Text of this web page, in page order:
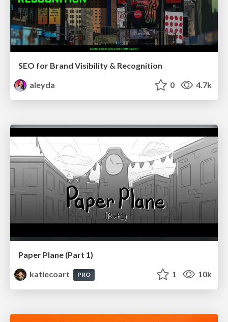
SEO for Brand Visibility & Recognition
aleyda
0 4.7k
Paper Plane (Part 1)
katiecoart
PRO 1 10k